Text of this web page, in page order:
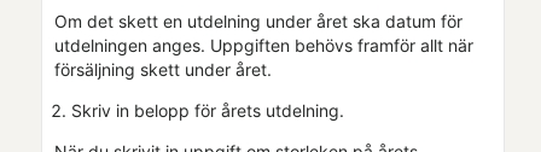
Om det skett en utdelning under året ska datum för
utdelningen anges. Uppgiften behövs framför allt när
försäljning skett under året.
Skriv in belopp för årets utdelning.